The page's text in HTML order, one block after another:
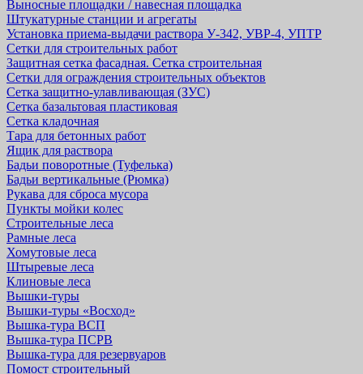
Выносные площадки / навесная площадка
Штукатурные станции и агрегаты
Установка приема-выдачи раствора У-342, УВР-4, УПТР
Сетки для строительных работ
Защитная cетка фасадная. Сетка строительная
Сетки для ограждения строительных объектов
Сетка защитно-улавливающая (ЗУС)
Сетка базальтовая пластиковая
Сетка кладочная
Тара для бетонных работ
Ящик для раствора
Бадьи поворотные (Туфелька)
Бадьи вертикальные (Рюмка)
Рукава для сброса мусора
Пункты мойки колес
Строительные леса
Рамные леса
Хомутовые леса
Штыревые леса
Клиновые леса
Вышки-туры
Вышки-туры «Восход»
Вышка-тура ВСП
Вышка-тура ПСРВ
Вышка-тура для резервуаров
Помост строительный